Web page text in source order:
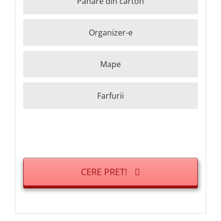
Organizer-e
Mape
Farfurii
CERE PRET!